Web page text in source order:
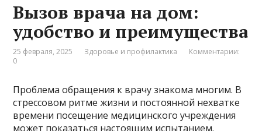
Вызов врача на дом:
удобство и преимущества
25 февраля, 2025 Здоровье и профилактика
Комментарии:
0
Проблема обращения к врачу знакома многим. В
стрессовом ритме жизни и постоянной нехватке
времени посещение медицинского учреждения
может показаться настоящим испытанием.